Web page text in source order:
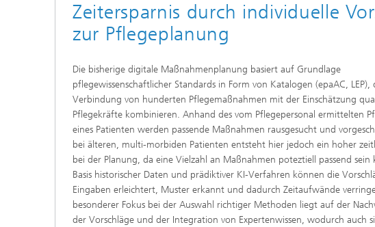
Zeitersparnis durch individuelle
zur Pflegeplanung
Die bisherige digitale Maßnahmenplanung basiert auf Grundlage
pflegewissenschaftlicher Standards in Form von Katalogen (epaAC, LEP),
Verbindung von hunderten Pflegemaßnahmen mit der Einschätzung
Pflegekräfte kombinieren. Anhand des vom Pflegepersonal ermittelten
eines Patienten werden passende Maßnahmen rausgesucht und
bei älteren, multi-morbiden Patienten entsteht hier jedoch ein hoher
bei der Planung, da eine Vielzahl an Maßnahmen poteztiell passend
Basis historischer Daten und prädiktiver KI-Verfahren können die
Eingaben erleichtert, Muster erkannt und dadurch Zeitaufwände
besonderer Fokus bei der Auswahl richtiger Methoden liegt auf der
der Vorschläge und der Integration von Expertenwissen, wodurch auch